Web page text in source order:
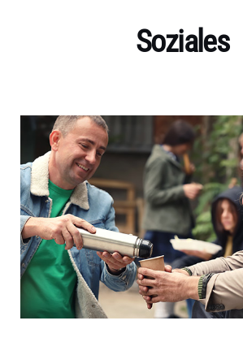
Soziales